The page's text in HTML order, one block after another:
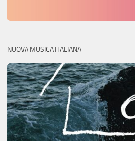
NUOVA MUSICA ITALIANA